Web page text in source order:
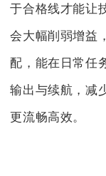
于合格线才能让
会大幅削弱增益
配，能在日常任
输出与续航，减
更流畅高效。